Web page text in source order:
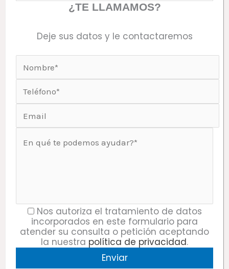
¿TE LLAMAMOS?
Deje sus datos y le contactaremos
Nos autoriza el tratamiento de datos
incorporados en este formulario para
atender su consulta o petición aceptando
la nuestra política de privacidad.
P